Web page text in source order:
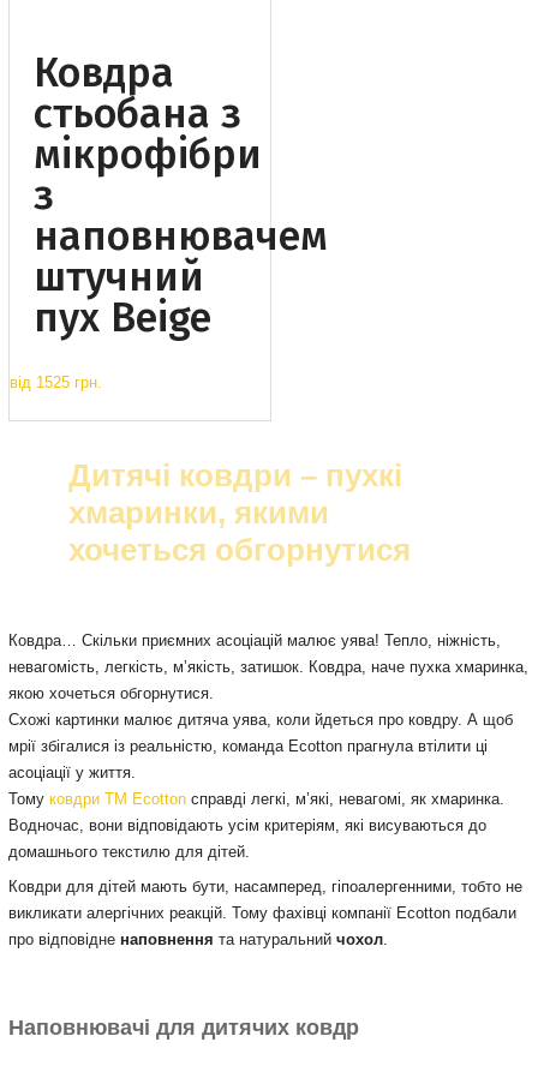
Ковдра
стьобана з
мікрофібри
з
наповнювачем
штучний
пух Beige
від 1525 грн.
Дитячі ковдри – пухкі
хмаринки, якими
хочеться обгорнутися
Ковдра… Скільки приємних асоціацій малює уява! Тепло, ніжність,
невагомість, легкість, м’якість, затишок. Ковдра, наче пухка хмаринка,
якою хочеться обгорнутися.
Схожі картинки малює дитяча уява, коли йдеться про ковдру. А щоб
мрії збігалися із реальністю, команда Ecotton прагнула втілити ці
асоціації у життя.
Тому ковдри ТМ Ecottonсправді легкі, м’які, невагомі, як хмаринка.
Водночас, вони відповідають усім критеріям, які висуваються до
домашнього текстилю для дітей.
Ковдри для дітей мають бути, насамперед, гіпоалергенними, тобто не
викликати алергічних реакцій. Тому фахівці компанії Ecotton подбали
про відповідне наповнення та натуральний чохол.
Наповнювачі для дитячих ковдр